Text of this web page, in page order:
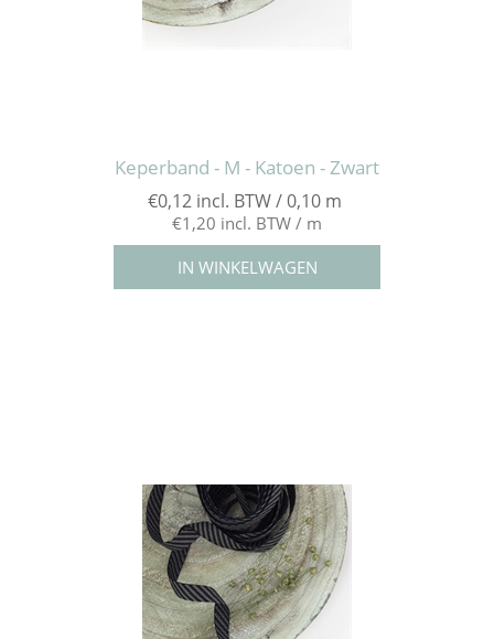
Keperband - M - Katoen - Zwart
€0,12 incl. BTW / 0,10 m
€1,20 incl. BTW / m